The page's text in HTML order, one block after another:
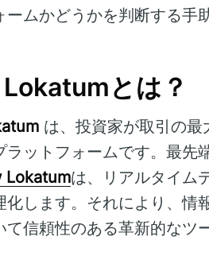
ームかどうかを判断する手
とは？
は、投資家が取引の
ラットフォームです。最先
Lokatumは、リアルタイム
化します。それにより、情
て信頼性のある革新的なツ